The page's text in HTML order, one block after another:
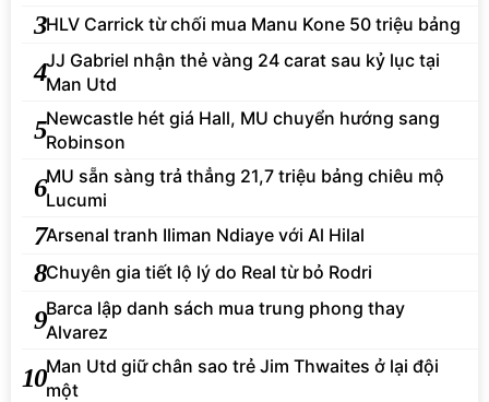
3HLV Carrick từ chối mua Manu Kone 50 triệu bảng
4JJ Gabriel nhận thẻ vàng 24 carat sau kỷ lục tại
Man Utd
5Newcastle hét giá Hall, MU chuyển hướng sang
Robinson
6MU sẵn sàng trả thẳng 21,7 triệu bảng chiêu mộ
Lucumi
7Arsenal tranh Iliman Ndiaye với Al Hilal
8Chuyên gia tiết lộ lý do Real từ bỏ Rodri
9Barca lập danh sách mua trung phong thay
Alvarez
10Man Utd giữ chân sao trẻ Jim Thwaites ở lại đội
một